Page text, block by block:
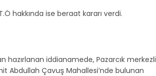
hakkında ise beraat kararı verdi.
hazırlanan iddianamede, Pazarcık merkezli
Abdullah Çavuş Mahallesi’nde bulunan